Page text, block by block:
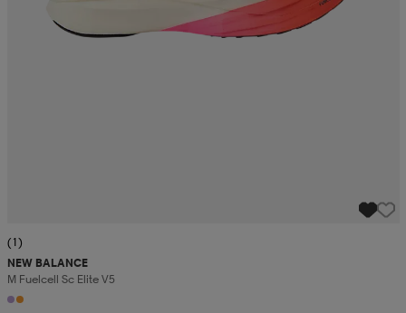
(1)
NEW BALANCE
M Fuelcell Sc Elite V5